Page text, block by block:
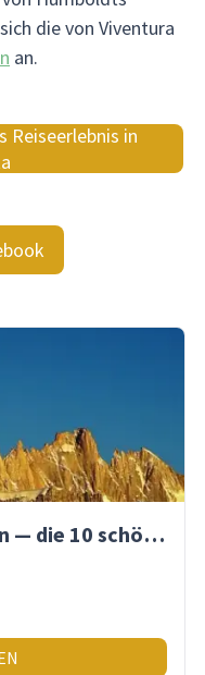
die von Viventura
an.
Reiseerlebnis in
Peru Sehenswürdigkeiten — die 10 schönsten Orte